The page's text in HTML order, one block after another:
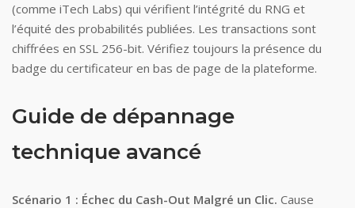
(comme iTech Labs) qui vérifient l’intégrité du RNG et
l’équité des probabilités publiées. Les transactions sont
chiffrées en SSL 256-bit. Vérifiez toujours la présence du
badge du certificateur en bas de page de la plateforme.
Guide de dépannage
technique avancé
Scénario 1 : Échec du Cash-Out Malgré un Clic. Cause